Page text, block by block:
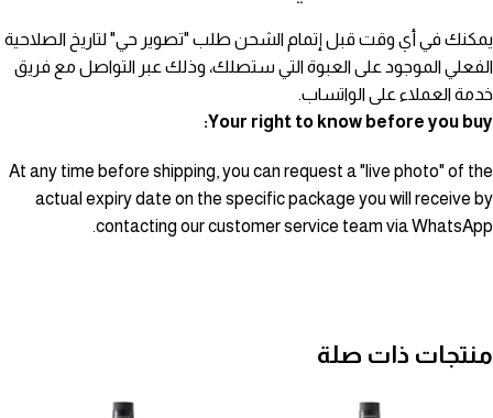
يمكنك في أي وقت قبل إتمام الشحن طلب "تصوير حي" لتاريخ الصلاحية
الفعلي الموجود على العبوة التي ستصلك، وذلك عبر التواصل مع فريق
خدمة العملاء على الواتساب.
Your right to know before you buy:
At any time before shipping, you can request a "live photo" of the
actual expiry date on the specific package you will receive by
contacting our customer service team via WhatsApp.
منتجات ذات صلة